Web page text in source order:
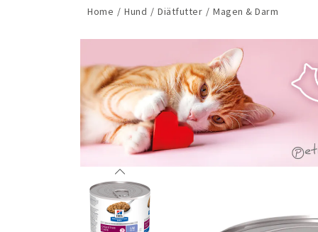
Home / Hund / Diätfutter / Magen & Darm